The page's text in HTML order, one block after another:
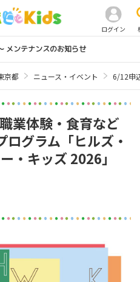
ログイン
ンテナンスのお知らせ
京都 ニュース・イベント 6/12申
業体験・食育など
グラム「ヒルズ・
・キッズ 2026」